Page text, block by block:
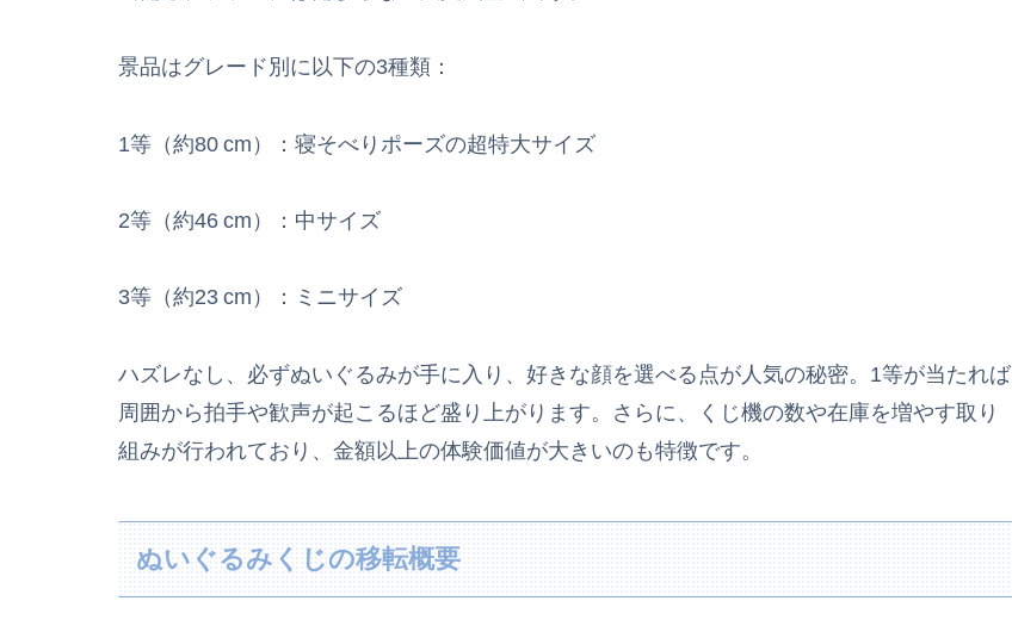
景品はグレード別に以下の3種類：
1等（約80 cm）：寝そべりポーズの超特大サイズ
2等（約46 cm）：中サイズ
3等（約23 cm）：ミニサイズ
ハズレなし、必ずぬいぐるみが手に入り、好きな顔を選べる点が人気の秘密。1等が当たれば
周囲から拍手や歓声が起こるほど盛り上がります。さらに、くじ機の数や在庫を増やす取り
組みが行われており、金額以上の体験価値が大きいのも特徴です。
ぬいぐるみくじの移転概要